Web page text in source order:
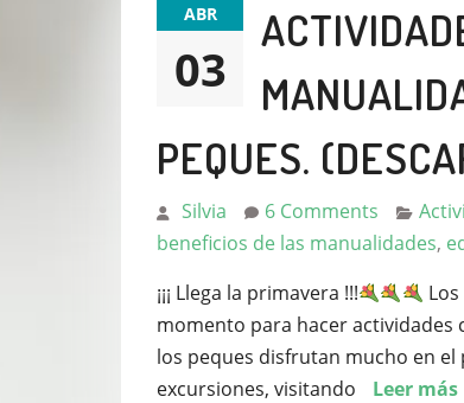
ABR
03
PEQUES.
Silvia 6 Comments
beneficios de las manualidades,
¡¡¡ Llega la primavera !!!
momento para hacer actividades
los peques disfrutan mucho en
excursiones, visitando
Leer más